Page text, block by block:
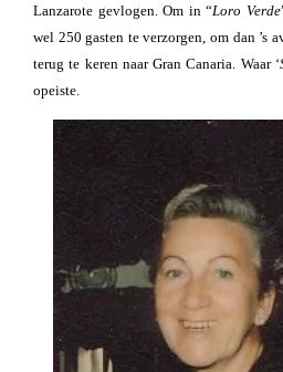
Lanzarote gevlogen. Om in “Loro Verde
wel 250 gasten te verzorgen, om dan ’s
terug te keren naar Gran Canaria. Waar ‘
opeiste.